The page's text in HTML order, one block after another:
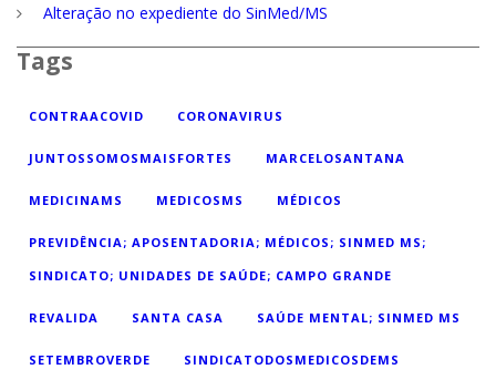
Alteração no expediente do SinMed/MS
Tags
CONTRAACOVID CORONAVIRUS
JUNTOSSOMOSMAISFORTES MARCELOSANTANA
MEDICINAMS MEDICOSMS MÉDICOS
PREVIDÊNCIA; APOSENTADORIA; MÉDICOS; SINMED MS;
SINDICATO; UNIDADES DE SAÚDE; CAMPO GRANDE
REVALIDA SANTA CASA SAÚDE MENTAL; SINMED MS
SETEMBROVERDE SINDICATODOSMEDICOSDEMS